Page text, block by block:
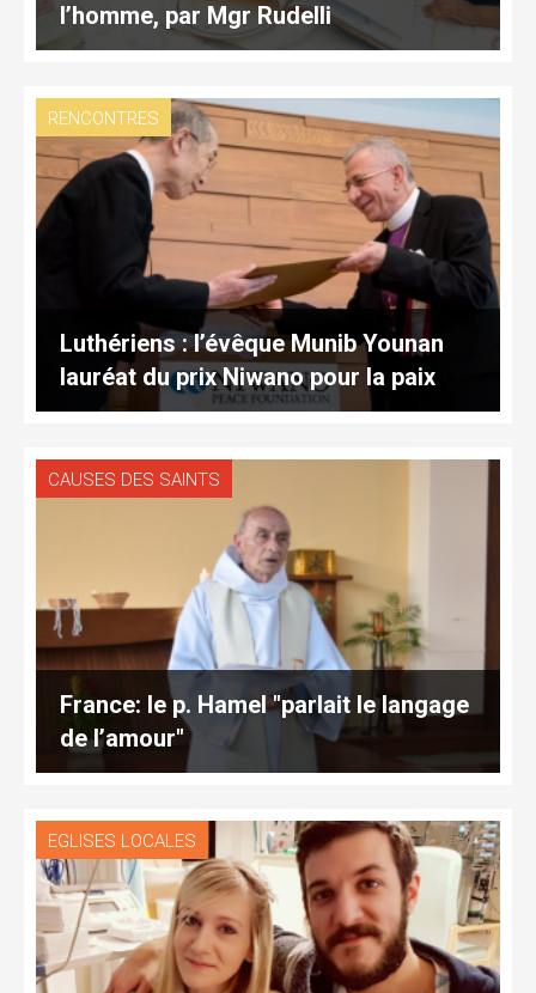
l’homme, par Mgr Rudelli
RENCONTRES
Luthériens : l’évêque Munib Younan
lauréat du prix Niwano pour la paix
CAUSES DES SAINTS
France: le p. Hamel "parlait le langage
de l’amour"
EGLISES LOCALES